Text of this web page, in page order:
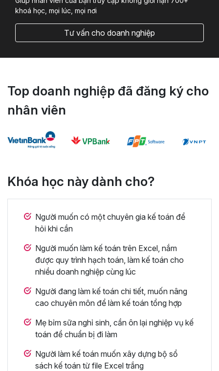
khoá học, mọi lúc, mọi nơi
Tư vấn cho doanh nghiệp
Top doanh nghiệp đã đăng ký cho
nhân viên
Khóa học này dành cho?
Người muốn có một chuyên gia kế toán để
hỏi khi cần
Người muốn làm kế toán trên Excel, nắm
được quy trình hạch toán, làm kế toán cho
nhiều doanh nghiệp cùng lúc
Người đang làm kế toán chi tiết, muốn nâng
cao chuyên môn để làm kế toán tổng hợp
Mẹ bỉm sữa nghỉ sinh, cần ôn lại nghiệp vụ kế
toán để chuẩn bị đi làm
Người làm kế toán muốn xây dựng bộ sổ
sách kế toán từ file Excel trắng